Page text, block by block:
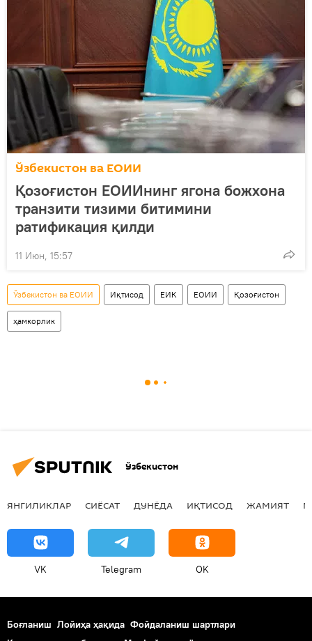
Ўзбекистон ва ЕОИИ
Қозоғистон ЕОИИнинг ягона божхона
транзити тизими битимини
ратификация қилди
11 Июн, 15:57
Ўзбекистон ва ЕОИИ Иқтисод ЕИК ЕОИИ Қозоғистон
ҳамкорлик
Ўзбекистон
ЯНГИЛИКЛАР СИЁСАТ ДУНЁДА ИҚТИСОД ЖАМИЯТ
VK Telegram OK
Боғланиш Лойиҳа ҳақида Фойдаланиш шартлари